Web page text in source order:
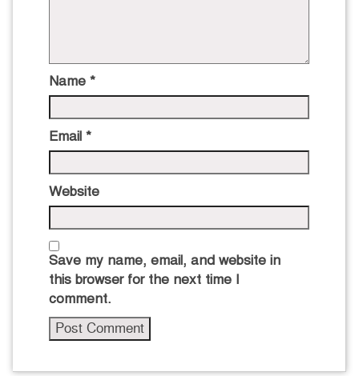
Name *
Email *
Website
Save my name, email, and website in
this browser for the next time I
comment.